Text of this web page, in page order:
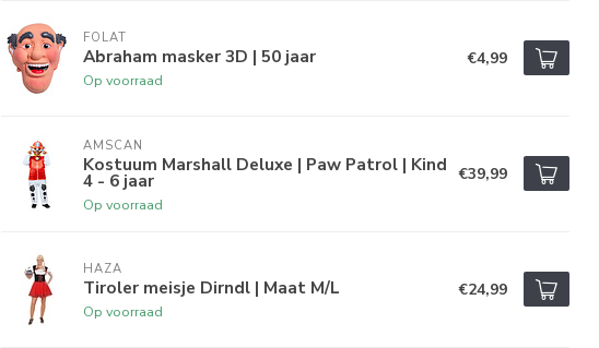
FOLAT
Abraham masker 3D | 50 jaar
Op voorraad
€4,99
AMSCAN
Kostuum Marshall Deluxe | Paw Patrol | Kind
4 - 6 jaar
Op voorraad
€39,99
HAZA
Tiroler meisje Dirndl | Maat M/L
Op voorraad
€24,99